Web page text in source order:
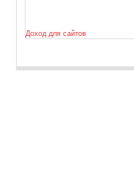
Доход для сайтов